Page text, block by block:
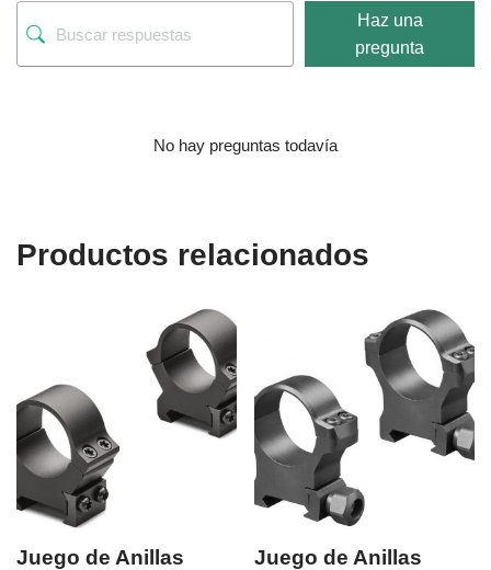
Haz una
pregunta
No hay preguntas todavía
Productos relacionados
Juego de Anillas
Juego de Anillas